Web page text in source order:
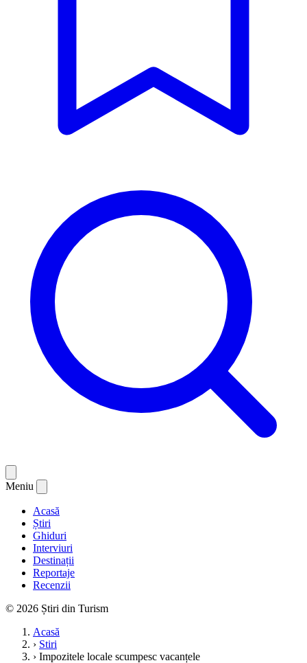
Meniu
Acasă
Știri
Ghiduri
Interviuri
Destinații
Reportaje
Recenzii
© 2026 Știri din Turism
Acasă
› Stiri
› Impozitele locale scumpesc vacanțele